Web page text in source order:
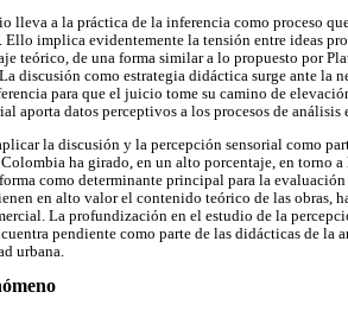
lleva a la práctica de la inferencia como proceso
Ello implica evidentemente la tensión entre ideas
teórico, de una forma similar a lo propuesto por
discusión como estrategia didáctica surge ante la
para que el juicio tome su camino de
aporta datos perceptivos a los procesos de análisis
la discusión y la percepción sensorial como
ha girado, en un alto porcentaje, en torno
como determinante principal para la
en alto valor el contenido teórico de las obras,
La profundización en el estudio de la
pendiente como parte de las didácticas de
urbana.